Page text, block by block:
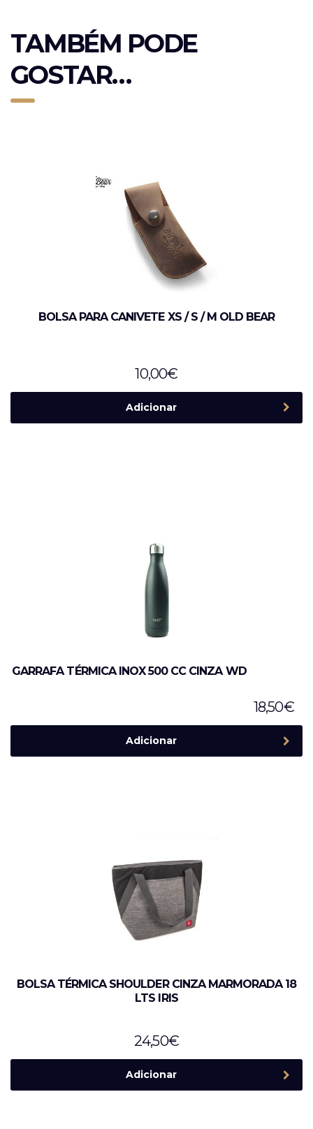
TAMBÉM PODE
GOSTAR…
BOLSA PARA CANIVETE XS / S / M OLD BEAR
10,00€
Adicionar
GARRAFA TÉRMICA INOX 500 CC CINZA WD
18,50€
Adicionar
BOLSA TÉRMICA SHOULDER CINZA MARMORADA 18
LTS IRIS
24,50€
Adicionar